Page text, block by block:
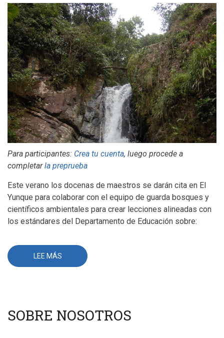
Para participantes: Crea tu cuenta, luego procede a
completarla preprueba
Este verano los docenas de maestros se darán cita en El
Yunque para colaborar con el equipo de guarda bosques y
científicos ambientales para crear lecciones alineadas con
los estándares del Departamento de Educación sobre:
LEE MÁS
MAESTROS
SE
DE
EL
SOBRE NOSOTROS